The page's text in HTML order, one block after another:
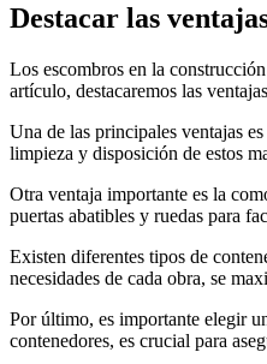
Destacar las
Los escombros en la construcción pueden ser un gran problema si no se gestionan adecuadamente. Por esta razón, contar con contenedores especializados es crucial para un proceso eficiente y seguro. En este
artículo, destacaremos las
Una de las principales ventajas
limpieza y disposición de estos
Otra ventaja importante es la
puertas abatibles y ruedas para
Existen diferentes tipos de
necesidades de cada obra, se
Por último, es importante elegir
contenedores, es crucial para